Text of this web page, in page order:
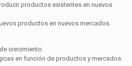
productos existentes en nuevos
productos en nuevos mercados.
crecimiento.
en función de productos y mercados.